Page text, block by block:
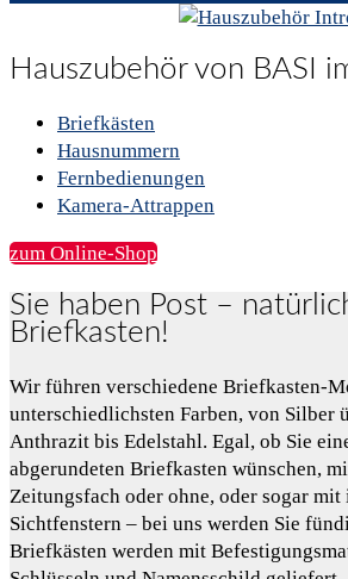
Hauszubehör von BASI
Briefkästen
Hausnummern
Fernbedienungen
Kamera-Attrappen
zum Online-Shop
Sie haben Post –
Briefkasten!
Wir führen verschiedene Briefkasten-
unterschiedlichsten Farben, von Silber
Anthrazit bis Edelstahl. Egal, ob Sie
abgerundeten Briefkasten wünschen,
Zeitungsfach oder ohne, oder sogar
Sichtfenstern – bei uns werden Sie
Briefkästen werden mit